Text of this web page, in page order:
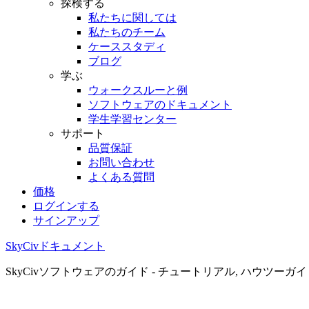
探検する
私たちに関しては
私たちのチーム
ケーススタディ
ブログ
学ぶ
ウォークスルーと例
ソフトウェアのドキュメント
学生学習センター
サポート
品質保証
お問い合わせ
よくある質問
価格
ログインする
サインアップ
SkyCivドキュメント
SkyCivソフトウェアのガイド - チュートリアル, ハウツーガ